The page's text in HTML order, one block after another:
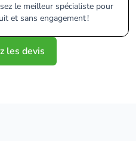
le meilleur spécialiste pour
et sans engagement !
les devis